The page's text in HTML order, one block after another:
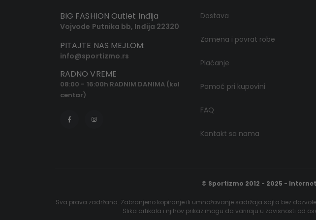
BIG FASHION Outlet Inđija
Vojvode Putnika bb, Inđija 22320
PITAJTE NAS MEJLOM:
info@sportizmo.rs
RADNO VREME
08:00 - 16:00h RADNIM DANIMA (kol
centar)
Dostava
Zamena i povrat robe
Plaćanje
Pomoć pri kupovini
FAQ
Kontakt sa nama
© Sportizmo 2012 - 2025 -
Sva prava zadržana. Zabranjeno kopiranje ili umnožavanje sadržaja sajta bez
Slika artikala i njihov prikaz mogu da variraju u zavisnosti od